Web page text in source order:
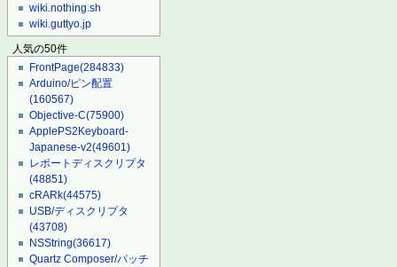
wiki.nothing.sh
wiki.guttyo.jp
人気の50件
FrontPage(284833)
Arduino/ピン配置
(160567)
Objective-C(75900)
ApplePS2Keyboard-
Japanese-v2(49601)
レポートディスクリプタ
(48851)
cRARk(44575)
USB/ディスクリプタ
(43708)
NSString(36617)
Quartz Composer/パッチ